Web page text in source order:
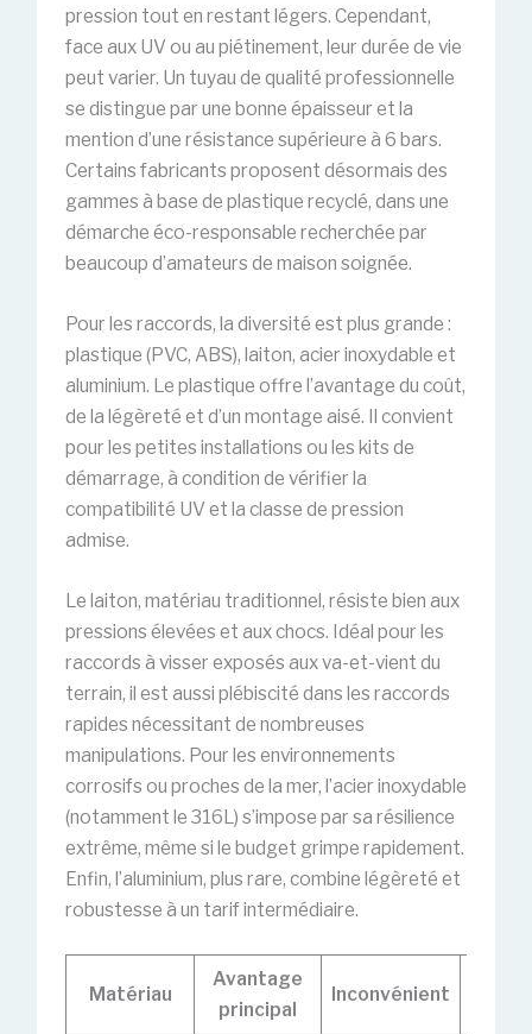
pression tout en restant légers. Cependant,
face aux UV ou au piétinement, leur durée de vie
peut varier. Un tuyau de qualité professionnelle
se distingue par une bonne épaisseur et la
mention d’une résistance supérieure à 6 bars.
Certains fabricants proposent désormais des
gammes à base de plastique recyclé, dans une
démarche éco-responsable recherchée par
beaucoup d’amateurs de maison soignée.
Pour les raccords, la diversité est plus grande :
plastique (PVC, ABS), laiton, acier inoxydable et
aluminium. Le plastique offre l’avantage du coût,
de la légèreté et d’un montage aisé. Il convient
pour les petites installations ou les kits de
démarrage, à condition de vérifier la
compatibilité UV et la classe de pression
admise.
Le laiton, matériau traditionnel, résiste bien aux
pressions élevées et aux chocs. Idéal pour les
raccords à visser exposés aux va-et-vient du
terrain, il est aussi plébiscité dans les raccords
rapides nécessitant de nombreuses
manipulations. Pour les environnements
corrosifs ou proches de la mer, l’acier inoxydable
(notamment le 316L) s’impose par sa résilience
extrême, même si le budget grimpe rapidement.
Enfin, l’aluminium, plus rare, combine légèreté et
robustesse à un tarif intermédiaire.
Matériau
Avantage
principal
Inconvénient